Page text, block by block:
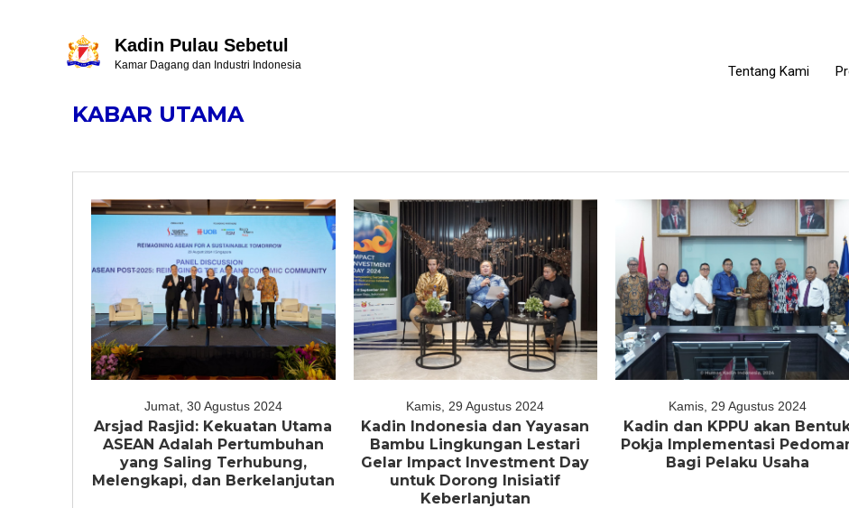
Kadin Pulau Sebetul
Kamar Dagang dan Industri Indonesia Tentang Kami
KABAR UTAMA
Jumat, 30 Agustus 2024
Arsjad Rasjid: Kekuatan Utama
ASEAN Adalah Pertumbuhan
yang Saling Terhubung,
Melengkapi, dan Berkelanjutan
Kamis, 29 Agustus 2024
Kadin Indonesia dan Yayasan
Bambu Lingkungan Lestari
Gelar Impact Investment Day
untuk Dorong Inisiatif
Keberlanjutan
Kamis, 29 Agustus 2024
Kadin dan KPPU akan
Pokja Implementasi
Bagi Pelaku Usaha